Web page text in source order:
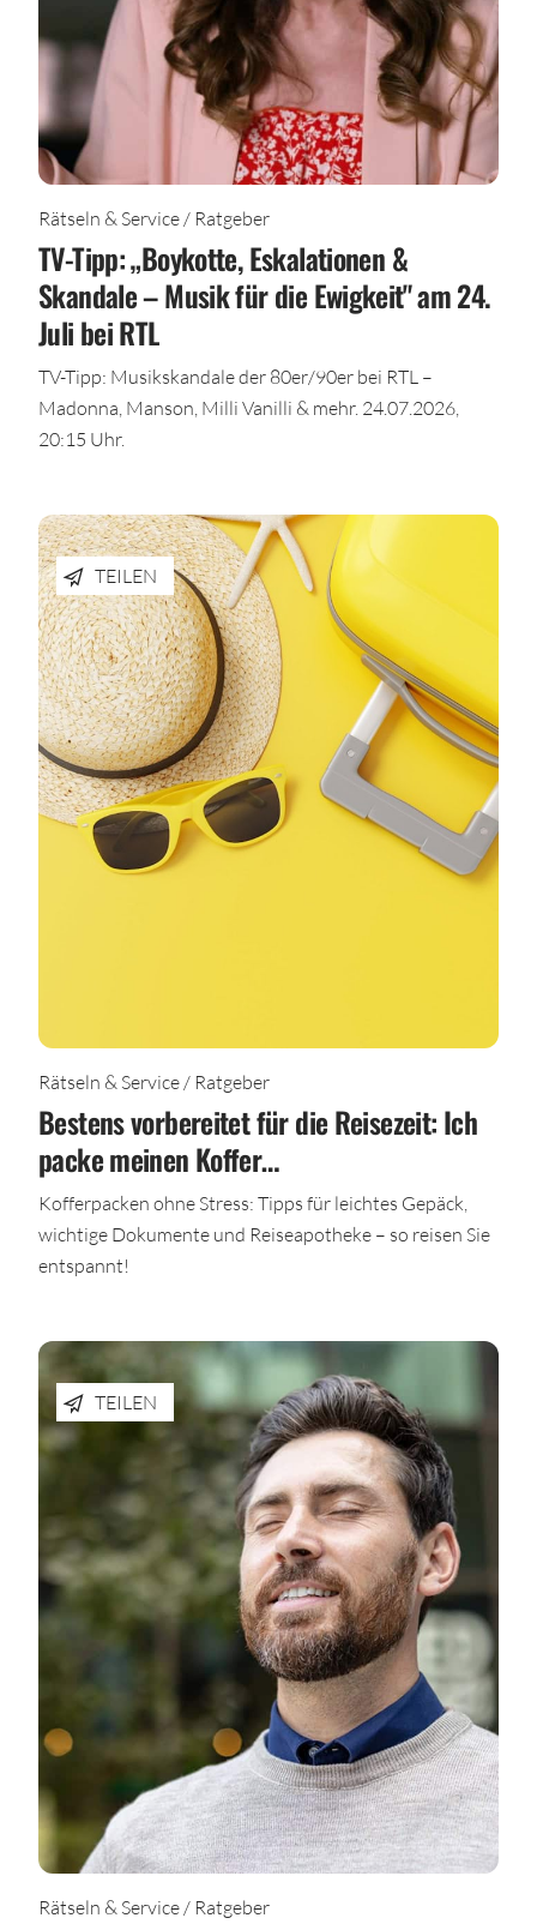
Rätseln & Service / Ratgeber
TV-Tipp: „Boykotte, Eskalationen &
Skandale – Musik für die Ewigkeit" am 24.
Juli bei RTL
TV-Tipp: Musikskandale der 80er/90er bei RTL –
Madonna, Manson, Milli Vanilli & mehr. 24.07.2026,
20:15 Uhr.
TEILEN
Rätseln & Service / Ratgeber
Bestens vorbereitet für die Reisezeit: Ich
packe meinen Koffer…
Kofferpacken ohne Stress: Tipps für leichtes Gepäck,
wichtige Dokumente und Reiseapotheke – so reisen Sie
entspannt!
TEILEN
Rätseln & Service / Ratgeber